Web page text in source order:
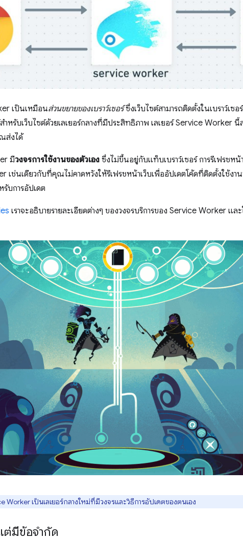
เป็นเหมือนส่วนขยายของเบราว์เซอร์ซึ่งเว็บไซต์สามารถติดตั้งในเบราว์เซ
สำหรับเว็บไซต์ด้วยเลเยอร์กลางที่มีประสิทธิภาพ เลเยอร์ Service Worker
ส่งได้
มีวงจรการใช้งานของตัวเอง ซึ่งไม่ขึ้นอยู่กับแท็บเบราว์เซอร์ การรีเฟรชห
เช่นเดียวกับที่คุณไม่คาดหวังให้รีเฟรชหน้าเว็บเพื่ออัปเดตโค้ดที่ติดตั้งใช้งาน
รับการอัปเดต
เราจะอธิบายรายละเอียดต่างๆ ของวงจรบริการของ Service Worker
Worker เป็นเลเยอร์กลางใหม่ที่มีวงจรและวิธีการอัปเดตของตนเอง
มีข้อจํากัด